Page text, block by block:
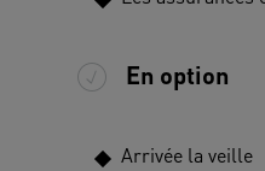
En option
Arrivée la veille